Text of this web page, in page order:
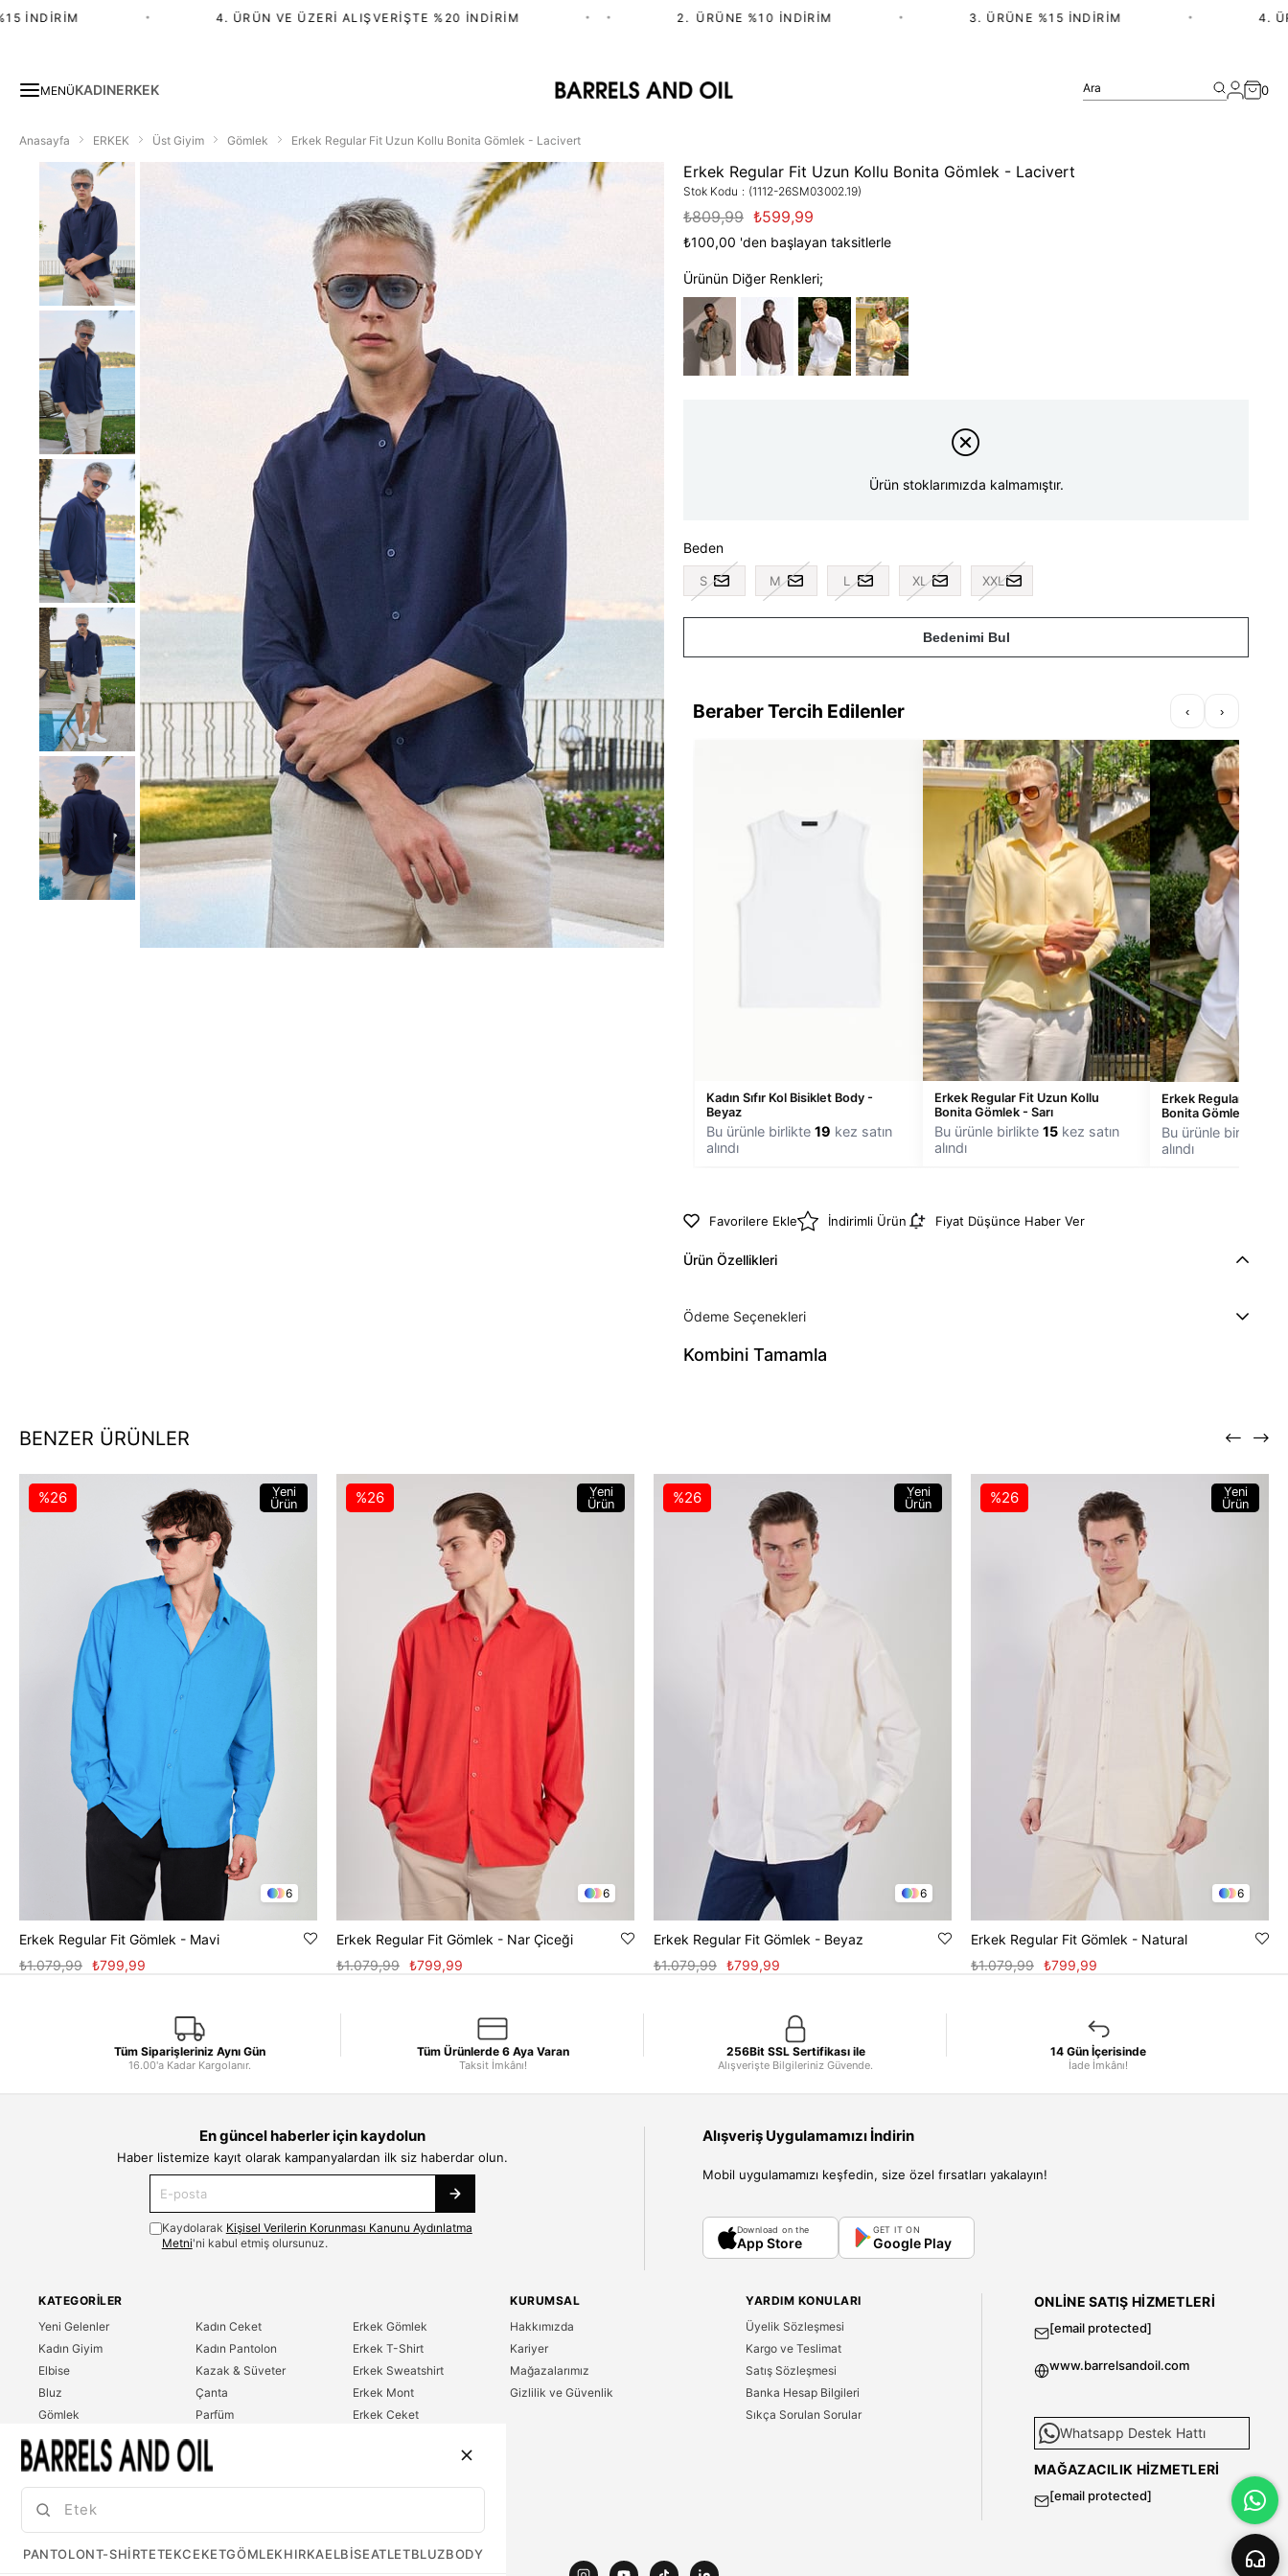
4. ÜRÜN VE ÜZERI ALIŞVERIŞTE %20 İNDIRIM 2.⁠ ⁠ÜRÜNE %10 İNDIRIM 3. ÜRÜNE %15 İNDIRIM 4.
MENÜKADINERKEK Ara 0
Anasayfa ERKEK Üst Giyim Gömlek Erkek Regular Fit Uzun Kollu Bonita Gömlek - Lacivert
Erkek Regular Fit Uzun Kollu Bonita Gömlek - Lacivert
Stok Kodu (1112-26SM03002.19)
₺809,99 ₺599,99
₺100,00 'den başlayan taksitlerle
Ürünün Diğer Renkleri;
Ürün stoklarımızda kalmamıştır.
Beden
S M L XL XXL
Bedenimi Bul
Beraber Tercih Edilenler ‹ ›
Kadın Sıfır Kol Bisiklet Body -
Beyaz
Bu ürünle birlikte 19 kez satın
alındı
Erkek Regular Fit Uzun Kollu
Bonita Gömlek - Sarı
Bu ürünle birlikte 15kez satın
alındı
Erkek Regular Fit
Bonita Gömlek -
Bu ürünle birlikte
alındı
Favorilere Ekle İndirimli Ürün Fiyat Düşünce Haber Ver
Ürün Özellikleri
Ödeme Seçenekleri
BENZER ÜRÜNLER
6
Erkek Regular Fit Gömlek - Mavi
₺799,99
₺1.079,99
%26
Yeni
Ürün
6
Erkek Regular Fit Gömlek - Nar Çiceği
₺799,99
₺1.079,99
%26
Yeni
Ürün
6
Erkek Regular Fit Gömlek - Beyaz
₺799,99
₺1.079,99
%26
Yeni
Ürün
6
Erkek Regular Fit Gömlek - Natural
₺799,99
₺1.079,99
%26
Yeni
Ürün
Tüm Siparişleriniz Aynı Gün
16.00'a Kadar Kargolanır.
Tüm Ürünlerde 6 Aya Varan
Taksit İmkânı!
256Bit SSL Sertifikası ile
Alışverişte Bilgileriniz Güvende.
14 Gün İçerisinde
İade İmkânı!
En güncel haberler için kaydolun
Haber listemize kayıt olarak kampanyalardan ilk siz haberdar olun.
Kaydolarak Kişisel Verilerin Korunması Kanunu Aydınlatma
Metni'ni kabul etmiş olursunuz.
Alışveriş Uygulamamızı İndirin
Mobil uygulamamızı keşfedin, size özel fırsatları yakalayın!
Download on the
App Store
GET IT ON
Google Play
KATEGORILER
Yeni Gelenler
Kadın Giyim
Elbise
Bluz
Gömlek
T-Shirt
Sweatshirt
Kadın Ceket
Kadın Pantolon
Kazak & Süveter
Çanta
Parfüm
Erkek Giyim
Erkek Gömlek
Erkek T-Shirt
Erkek Sweatshirt
Erkek Mont
Erkek Ceket
KURUMSAL
Hakkımızda
Kariyer
Mağazalarımız
Gizlilik ve Güvenlik
YARDIM KONULARI
Üyelik Sözleşmesi
Kargo ve Teslimat
Satış Sözleşmesi
Banka Hesap Bilgileri
Sıkça Sorulan Sorular
ONLINE SATIŞ HIZMETLERI
[email protected]
www.barrelsandoil.com
Whatsapp Destek Hattı
MAĞAZACILIK HIZMETLERI
[email protected]
PANTOLONT-SHIRTETEKCEKETGÖMLEKHIRKAELBISEATLETBLUZBODY